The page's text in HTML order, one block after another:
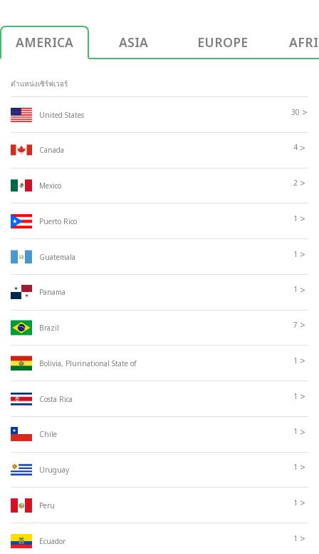
AMERICA ASIA EUROPE
ตำแหน่งเซิร์ฟเวอร์
United States 30 >
Canada 4 >
Mexico 2 >
Puerto Rico 1 >
Guatemala 1 >
Panama 1 >
Brazil 7 >
Bolivia, Plurinational State of 1 >
Costa Rica 1 >
Chile 1 >
Uruguay 1 >
Peru 1 >
Ecuador 1 >